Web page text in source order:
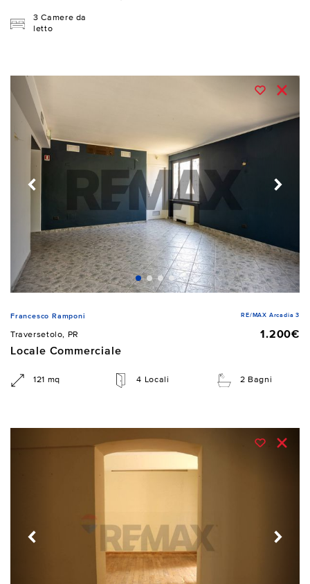
3 Camere da
letto
Francesco Ramponi RE/MAX Arcadia 3
Traversetolo, PR
1.200€
Locale Commerciale
121 mq 4 Locali 2 Bagni